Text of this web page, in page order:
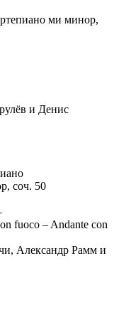
ми минор,
и Денис
соч. 50
fuoco – Andante con
Александр Рамм и